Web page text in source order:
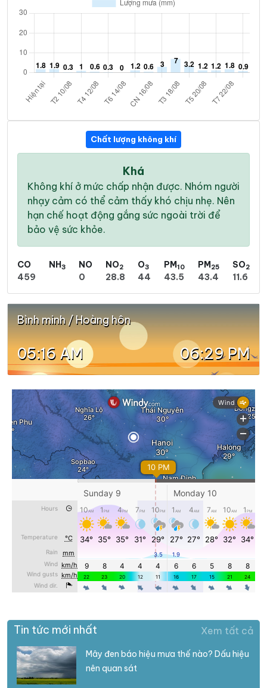
Chất lượng không khí
Khá
Không khí ở mức chấp nhận được. Nhóm người
nhạy cảm có thể cảm thấy khó chịu nhẹ. Nên
hạn chế hoạt động gắng sức ngoài trời để
bảo vệ sức khỏe.
CO
459
NH3
NO
0
NO2
28.8
O3
44
PM10
43.5
PM25
43.4
SO2
11.6
Bình minh / Hoàng hôn
05:16 AM 06:29 PM
Tin tức mới nhất Xem tất cả
Mây đen báo hiệu mưa thế nào? Dấu hiệu
nên quan sát